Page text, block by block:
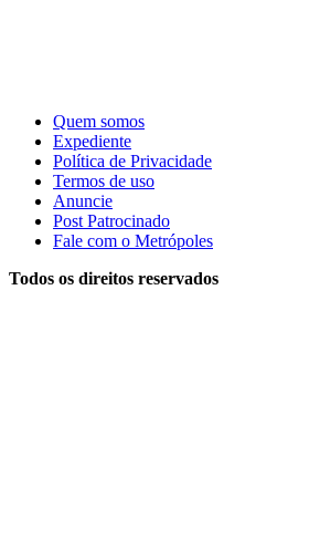
Quem somos
Expediente
Política de Privacidade
Termos de uso
Anuncie
Post Patrocinado
Fale com o Metrópoles
Todos os direitos reservados